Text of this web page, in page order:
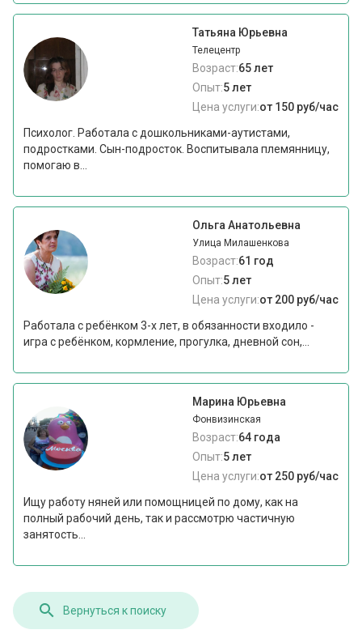
Татьяна Юрьевна
Телецентр
Возраст:65 лет
Опыт:5 лет
Цена услуги:от 150 руб/час
Психолог. Работала с дошкольниками-аутистами,
подростками. Сын-подросток. Воспитывала племянницу,
помогаю в...
Ольга Анатольевна
Улица Милашенкова
Возраст:61 год
Опыт:5 лет
Цена услуги:от 200 руб/час
Работала с ребёнком 3-х лет, в обязанности входило -
игра с ребёнком, кормление, прогулка, дневной сон,...
Марина Юрьевна
Фонвизинская
Возраст:64 года
Опыт:5 лет
Цена услуги:от 250 руб/час
Ищу работу няней или помощницей по дому, как на
полный рабочий день, так и рассмотрю частичную
занятость...
Вернуться к поиску